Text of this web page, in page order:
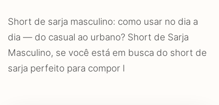
Short de sarja masculino: como usar no dia a
dia — do casual ao urbano? Short de Sarja
Masculino, se você está em busca do short de
sarja perfeito para compor l